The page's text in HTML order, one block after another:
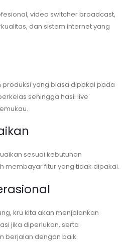
video switcher broadcast,
dan sistem internet yang
yang biasa dipakai pada
sehingga hasil live
sesuai kebutuhan
membayar fitur yang tidak dipakai.
kru kita akan menjalankan
jika diperlukan, serta
berjalan dengan baik.